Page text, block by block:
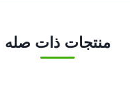
منتجات ذات صله